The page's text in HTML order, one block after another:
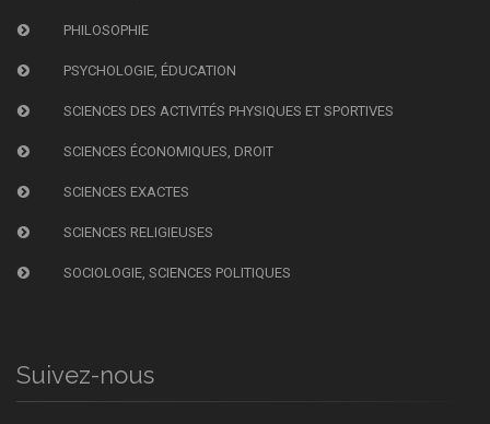
PHILOSOPHIE
PSYCHOLOGIE, ÉDUCATION
SCIENCES DES ACTIVITÉS PHYSIQUES ET SPORTIVES
SCIENCES ÉCONOMIQUES, DROIT
SCIENCES EXACTES
SCIENCES RELIGIEUSES
SOCIOLOGIE, SCIENCES POLITIQUES
Suivez-nous